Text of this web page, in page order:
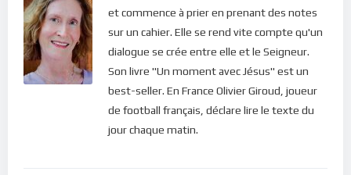
cherche à savoir quel est mon point de vue sur
la situation. Au lieu d’essayer de tout résoudre,
demande-moi de te montrer ce qui est
vraiment important. Rappelle-toi que tu es en
route vers le ciel et laisse les problèmes
s’estomper à la lumière de l’éternité. “
et commence à prier en prenant des notes
sur un cahier. Elle se rend vite compte qu'un
dialogue se crée entre elle et le Seigneur.
Son livre "Un moment avec Jésus" est un
best-seller. En France Olivier Giroud, joueur
de football français, déclare lire le texte du
jour chaque matin.